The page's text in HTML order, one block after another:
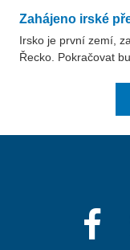
Zahájeno irské
Irsko je první zemí,
Řecko. Pokračovat